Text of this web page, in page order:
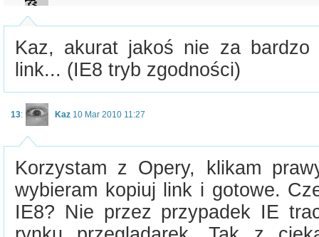
Kaz, akurat jakoś nie za bardzo
link... (IE8 tryb zgodności)
13: Kaz 10 Mar 2010 11:27
Korzystam z Opery, klikam
wybieram kopiuj link i gotowe.
IE8? Nie przez przypadek IE